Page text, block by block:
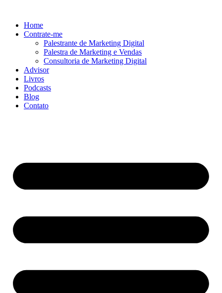
conteúdo
Home
Contrate-me
Palestrante de Marketing Digital
Palestra de Marketing e Vendas
Consultoria de Marketing Digital
Advisor
Livros
Podcasts
Blog
Contato